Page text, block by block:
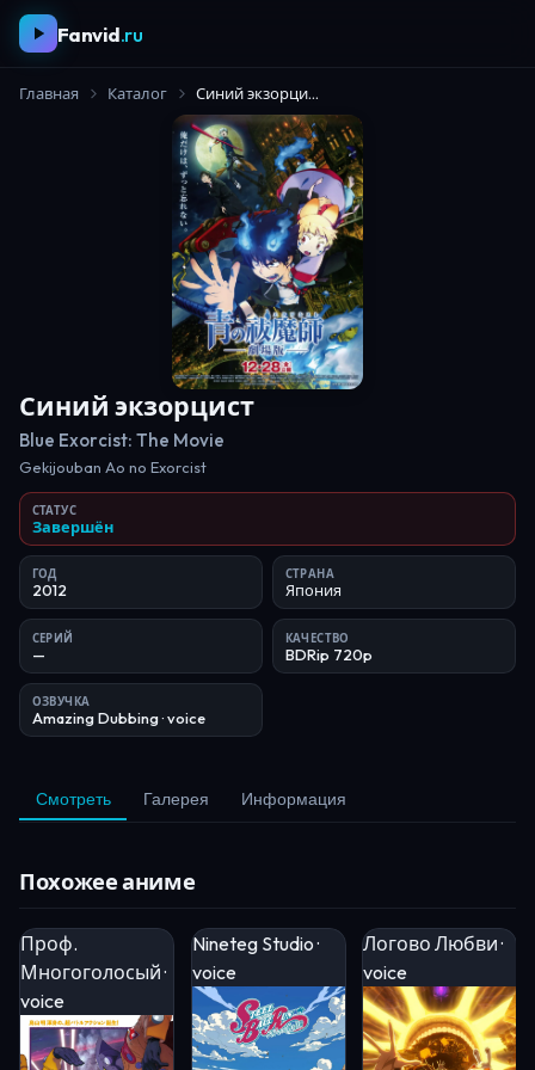
Fanvid.ru
Главная Каталог Синий экзорцист
Синий экзорцист
Blue Exorcist: The Movie
Gekijouban Ao no Exorcist
СТАТУС
Завершён
ГОД
2012
СТРАНА
Япония
СЕРИЙ
—
КАЧЕСТВО
BDRip 720p
ОЗВУЧКА
Amazing Dubbing· voice
Смотреть Галерея Информация
Похожее аниме
Проф.
Многоголосый ·
voice
Nineteg Studio ·
voice
Логово Любви ·
voice